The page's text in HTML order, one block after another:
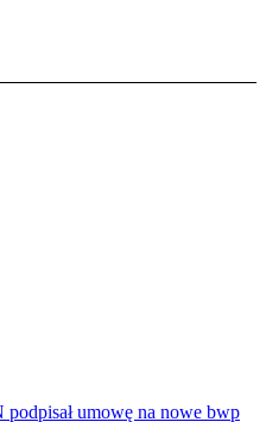
umowę na nowe bwp